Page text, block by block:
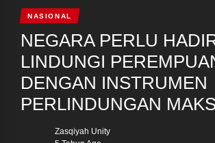
NASIONAL
NEGARA PERLU
LINDUNGI
DENGAN INSTRUMEN
PERLINDUNGAN
Zasqiyah Unity